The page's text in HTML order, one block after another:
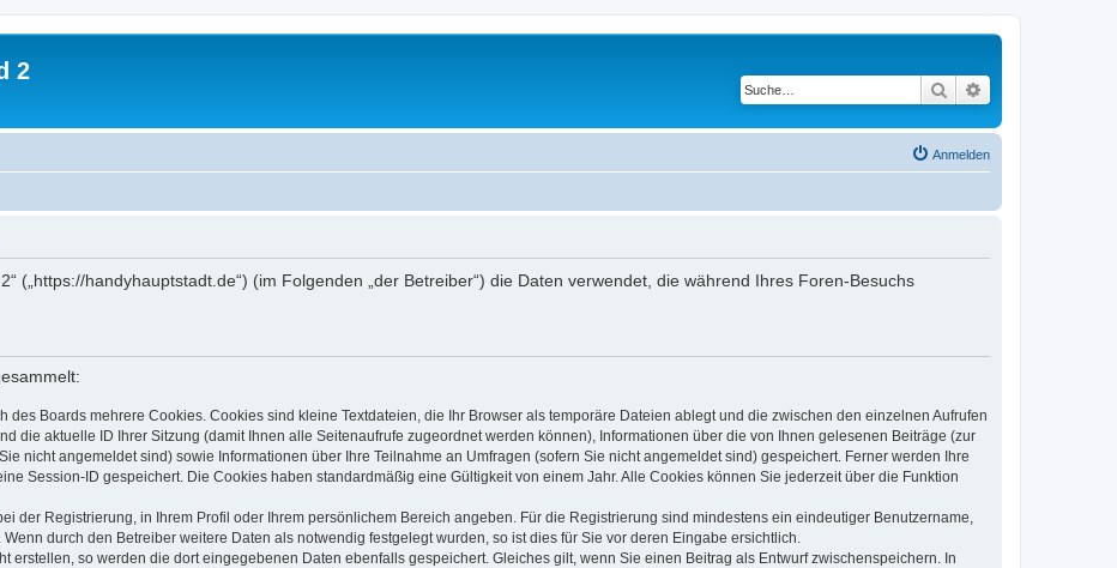
2
Suche
Anmelden
(„https://handyhauptstadt.de“) (im Folgenden „der Betreiber“) die Daten verwendet, die während Ihres Foren-Besuchs
des Boards mehrere Cookies. Cookies sind kleine Textdateien, die Ihr Browser als temporäre Dateien ablegt und die zwischen den einzelnen Aufrufen
die aktuelle ID Ihrer Sitzung (damit Ihnen alle Seitenaufrufe zugeordnet werden können), Informationen über die von Ihnen gelesenen Beiträge (zur
nicht angemeldet sind) sowie Informationen über Ihre Teilnahme an Umfragen (sofern Sie nicht angemeldet sind) gespeichert. Ferner werden Ihre
Session-ID gespeichert. Die Cookies haben standardmäßig eine Gültigkeit von einem Jahr. Alle Cookies können Sie jederzeit über die Funktion
der Registrierung, in Ihrem Profil oder Ihrem persönlichem Bereich angeben. Für die Registrierung sind mindestens ein eindeutiger Benutzername,
durch den Betreiber weitere Daten als notwendig festgelegt wurden, so ist dies für Sie vor deren Eingabe ersichtlich.
erstellen, so werden die dort eingegebenen Daten ebenfalls gespeichert. Gleiches gilt, wenn Sie einen Beitrag als Entwurf zwischenspeichern. In